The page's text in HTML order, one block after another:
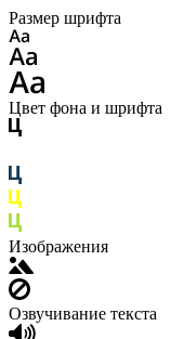
Размер шрифта
Цвет фона и шрифта
Изображения
Озвучивание текста